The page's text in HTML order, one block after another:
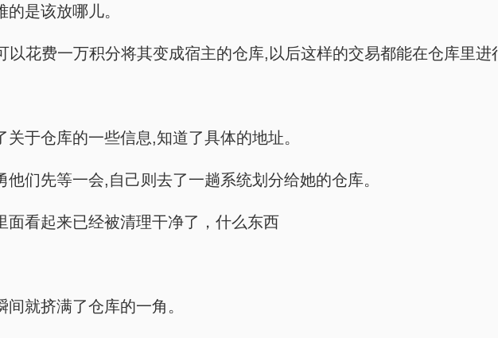
是该放哪儿。
花费一万积分将其变成宿主的仓库,以后这样的交易都能在仓库里进
于仓库的一些信息,知道了具体的地址。
们先等一会,自己则去了一趟系统划分给她的仓库。
看起来已经被清理干净了，什么东西
就挤满了仓库的一角。